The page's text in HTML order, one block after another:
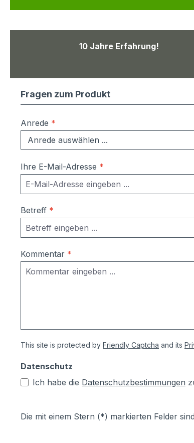
10 Jahre Erfahrung!
Fragen zum Produkt
Anrede *
Ihre E-Mail-Adresse *
Betreff *
Kommentar *
This site is protected by Friendly Captcha and its
Datenschutz
Ich habe die Datenschutzbestimmungen
Die mit einem Stern (*) markierten Felder